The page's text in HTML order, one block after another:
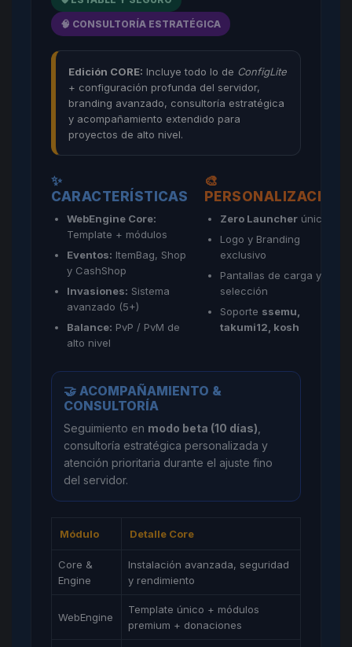
🧠 CONSULTORÍA ESTRATÉGICA
Edición CORE: Incluye todo lo de ConfigLite
+ configuración profunda del servidor,
branding avanzado, consultoría estratégica
y acompañamiento extendido para
proyectos de alto nivel.
✨
CARACTERÍSTICAS
WebEngine Core:
Template + módulos
Eventos: ItemBag, Shop
y CashShop
Invasiones: Sistema
avanzado (5+)
Balance: PvP / PvM de
alto nivel
🎨
PERSONALIZACIÓN
Zero Launcherúnico
Logo y Branding
exclusivo
Pantallas de carga y
selección
Soporte ssemu,
takumi12, kosh
🤝 ACOMPAÑAMIENTO &
CONSULTORÍA
Seguimiento en modo beta (10 días),
consultoría estratégica personalizada y
atención prioritaria durante el ajuste fino
del servidor.
Módulo Detalle Core
Core &
Engine
Instalación avanzada, seguridad
y rendimiento
WebEngine
Template único + módulos
premium + donaciones